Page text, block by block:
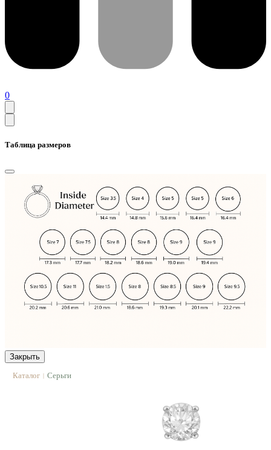
0
Таблица размеров
Закрыть
Каталог | Серьги